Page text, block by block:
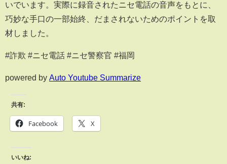
いでいます。実際に録音されたニセ電話の音声をもとに、
巧妙な手口の一部始終、だまされないためのポイントを取
材しました。
#詐欺 #ニセ電話 #ニセ警察官 #福岡
powered by Auto Youtube Summarize
共有:
Facebook X
いいね: